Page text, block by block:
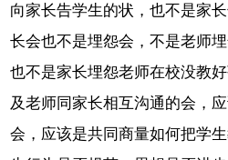
向家长告学生的状，也不是家
长会也不是埋怨会，不是老师
也不是家长埋怨老师在校没教
及老师同家长相互沟通的会，
会，应该是共同商量如何把学